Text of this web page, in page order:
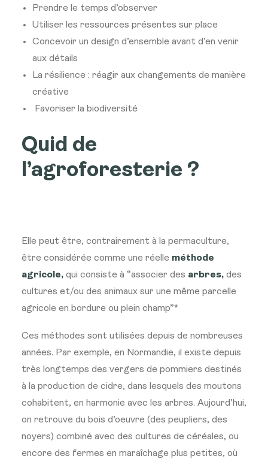
Prendre le temps d’observer
Utiliser les ressources présentes sur place
Concevoir un design d’ensemble avant d’en venir
aux détails
La résilience : réagir aux changements de manière
créative
Favoriser la biodiversité
Quid de
l’agroforesterie ?
Elle peut être, contrairement à la permaculture,
être considérée comme une réelle méthode
agricole, qui consiste à “associer des arbres, des
cultures et/ou des animaux sur une même parcelle
agricole en bordure ou plein champ”*
Ces méthodes sont utilisées depuis de nombreuses
années. Par exemple, en Normandie, il existe depuis
très longtemps des vergers de pommiers destinés
à la production de cidre, dans lesquels des moutons
cohabitent, en harmonie avec les arbres. Aujourd’hui,
on retrouve du bois d’oeuvre (des peupliers, des
noyers) combiné avec des cultures de céréales, ou
encore des fermes en maraîchage plus petites, où